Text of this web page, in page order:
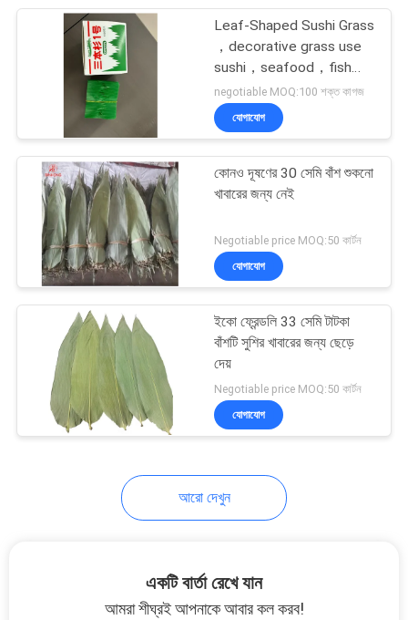
PRIVACY
POLICY
Leaf-Shaped Sushi Grass
，decorative grass use
sushi，seafood，fish，
green grass，grass
decorative
negotiable MOQ:100 শক্ত কাগজ
যোগাযোগ
কোনও দূষণের 30 সেমি বাঁশ শুকনো
খাবারের জন্য নেই
Negotiable price MOQ:50 কার্টন
যোগাযোগ
ইকো ফ্রেন্ডলি 33 সেমি টাটকা
বাঁশটি সুশির খাবারের জন্য ছেড়ে
দেয়
Negotiable price MOQ:50 কার্টন
যোগাযোগ
আরো দেখুন
একটি বার্তা রেখে যান
আমরা শীঘ্রই আপনাকে আবার কল করব!